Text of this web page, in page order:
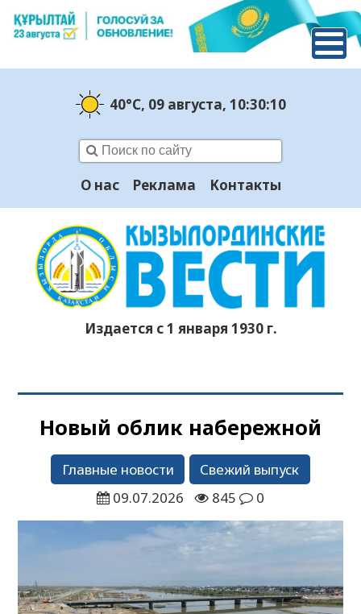
40°C, 09 августа, 10:30:10
О нас Реклама Контакты
Издается с 1 января 1930 г.
Новый облик набережной
Главные новости
Свежий выпуск
09.07.2026
845 0